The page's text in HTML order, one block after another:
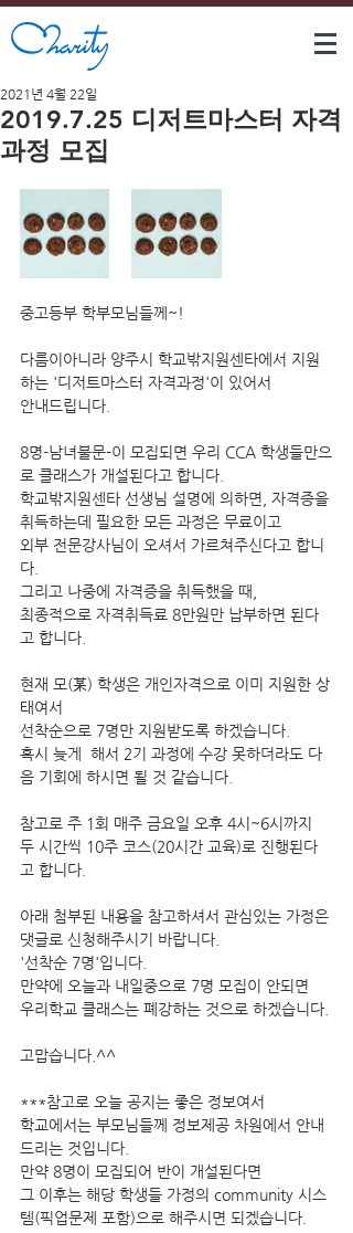
2019.7.25 디저트마스터 자격
과정 모집
2021년 4월 22일
중고등부 학부모님들께~!
다름이아니라 양주시 학교밖지원센타에서 지원
하는 '디저트마스터 자격과정'이 있어서
안내드립니다.
8명-남녀불문-이 모집되면 우리 CCA 학생들만으
로 클래스가 개설된다고 합니다.
학교밖지원센타 선생님 설명에 의하면, 자격증을
취득하는데 필요한 모든 과정은 무료이고
외부 전문강사님이 오셔서 가르쳐주신다고 합니
다.
그리고 나중에 자격증을 취득했을 때,
최종적으로 자격취득료 8만원만 납부하면 된다
고 합니다.
현재 모(某) 학생은 개인자격으로 이미 지원한 상
태여서
선착순으로 7명만 지원받도록 하겠습니다.
혹시 늦게  해서 2기 과정에 수강 못하더라도 다
음 기회에 하시면 될 것 같습니다.
참고로 주 1회 매주 금요일 오후 4시~6시까지
두 시간씩 10주 코스(20시간 교육)로 진행된다
고 합니다.
아래 첨부된 내용을 참고하셔서 관심있는 가정은
댓글로 신청해주시기 바랍니다.
'선착순 7명'입니다.
만약에 오늘과 내일중으로 7명 모집이 안되면
우리학교 클래스는 폐강하는 것으로 하겠습니다.
고맙습니다.^^
***참고로 오늘 공지는 좋은 정보여서
학교에서는 부모님들께 정보제공 차원에서 안내
드리는 것입니다.
만약 8명이 모집되어 반이 개설된다면
그 이후는 해당 학생들 가정의 community 시스
템(픽업문제 포함)으로 해주시면 되겠습니다.